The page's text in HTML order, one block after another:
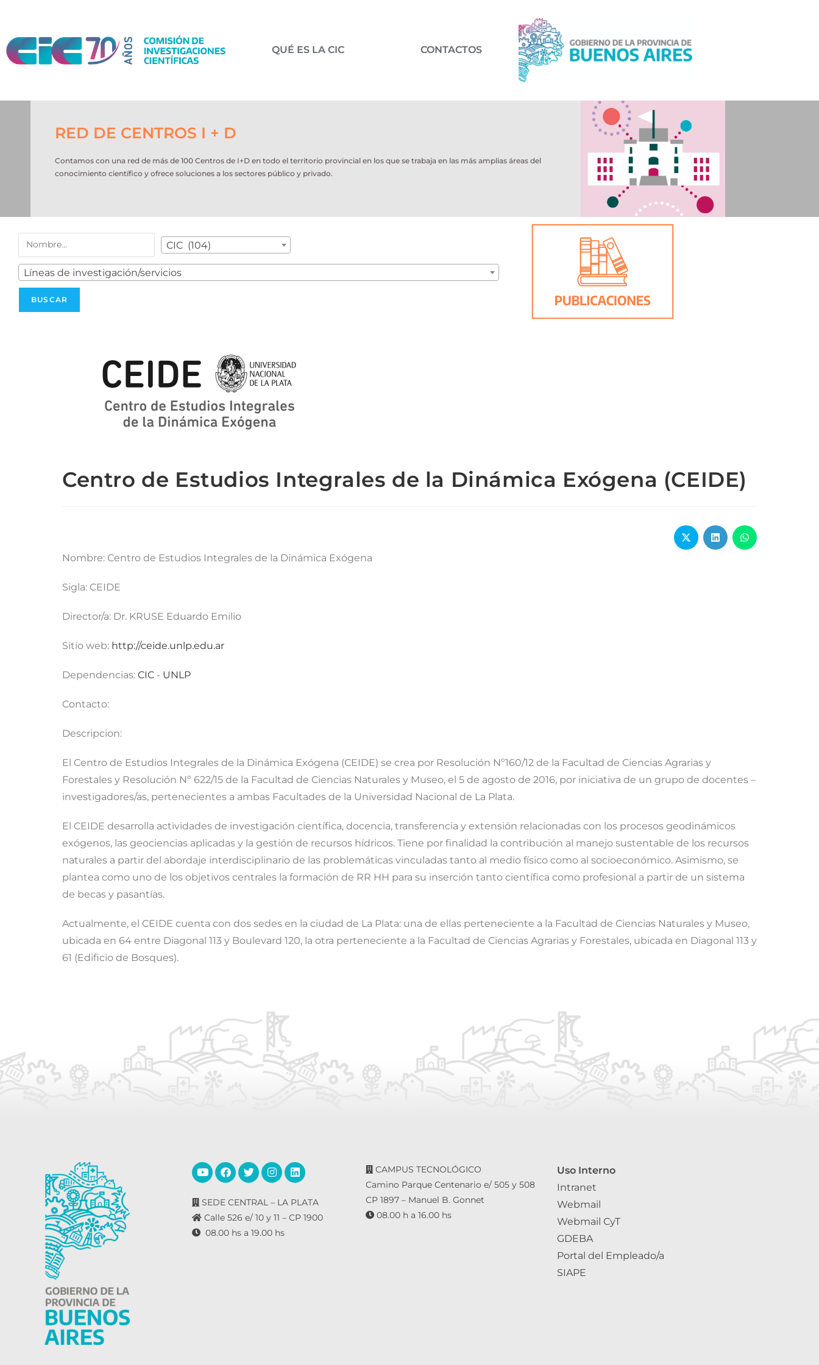
QUÉ ES LA CIC CONTACTOS
RED DE CENTROS I + D
Contamos con una red de más de 100 Centros de I+D en todo el territorio provincial en los que se trabaja en las más amplias áreas del
conocimiento científico y ofrece soluciones a los sectores público y privado.
CIC (104)
Líneas de investigación/servicios
Centro de Estudios Integrales de la Dinámica Exógena (CEIDE)
Nombre: Centro de Estudios Integrales de la Dinámica Exógena
Sigla: CEIDE
Director/a: Dr. KRUSE Eduardo Emilio
Sitio web: http://ceide.unlp.edu.ar
Dependencias: CIC - UNLP
Contacto:
Descripcion:
El Centro de Estudios Integrales de la Dinámica Exógena (CEIDE) se crea por Resolución Nº160/12 de la Facultad de Ciencias Agrarias y
Forestales y Resolución Nº 622/15 de la Facultad de Ciencias Naturales y Museo, el 5 de agosto de 2016, por iniciativa de un grupo de docentes –
investigadores/as, pertenecientes a ambas Facultades de la Universidad Nacional de La Plata.
El CEIDE desarrolla actividades de investigación científica, docencia, transferencia y extensión relacionadas con los procesos geodinámicos
exógenos, las geociencias aplicadas y la gestión de recursos hídricos. Tiene por finalidad la contribución al manejo sustentable de los recursos
naturales a partir del abordaje interdisciplinario de las problemáticas vinculadas tanto al medio físico como al socioeconómico. Asimismo, se
plantea como uno de los objetivos centrales la formación de RR HH para su inserción tanto científica como profesional a partir de un sistema
de becas y pasantías.
Actualmente, el CEIDE cuenta con dos sedes en la ciudad de La Plata: una de ellas perteneciente a la Facultad de Ciencias Naturales y Museo,
ubicada en 64 entre Diagonal 113 y Boulevard 120, la otra perteneciente a la Facultad de Ciencias Agrarias y Forestales, ubicada en Diagonal 113 y
61 (Edificio de Bosques).
SEDE CENTRAL – LA PLATA
Calle 526 e/ 10 y 11 – CP 1900
08.00 hs a 19.00 hs
CAMPUS TECNOLÓGICO
Camino Parque Centenario e/ 505 y 508
CP 1897 – Manuel B. Gonnet
08.00 h a 16.00 hs
Uso Interno
Intranet
Webmail
Webmail CyT
GDEBA
Portal del Empleado/a
SIAPE